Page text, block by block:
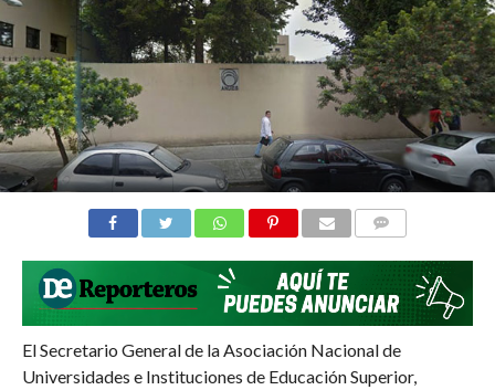
El Secretario General de la Asociación Nacional de
Universidades e Instituciones de Educación Superior,